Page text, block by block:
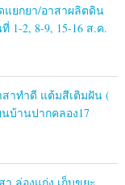
แยกยา/อาสาผลิตดิน
1-2, 8-9, 15-16 ส.ค.
สาทำดี แต้มสีเติมฝัน (
บ้านปากคลอง17